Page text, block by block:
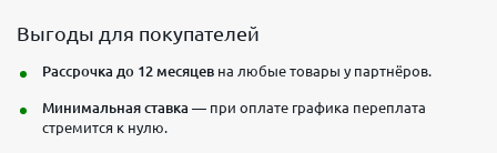
Выгоды для покупателей
Рассрочка до 12 месяцев на любые товары у партнёров.
Минимальная ставка — при оплате графика переплата
стремится к нулю.